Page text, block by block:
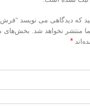
که دیدگاهی می نویسد
منتشر نخواهد شد. بخش‌های
*